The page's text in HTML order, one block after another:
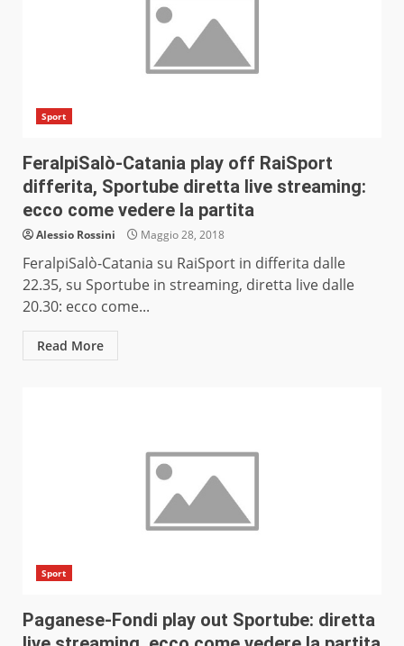
Sport
FeralpiSalò-Catania play off RaiSport
differita, Sportube diretta live streaming:
ecco come vedere la partita
Alessio Rossini Maggio 28, 2018
FeralpiSalò-Catania su RaiSport in differita dalle
22.35, su Sportube in streaming, diretta live dalle
20.30: ecco come...
Read More
Sport
Paganese-Fondi play out Sportube: diretta